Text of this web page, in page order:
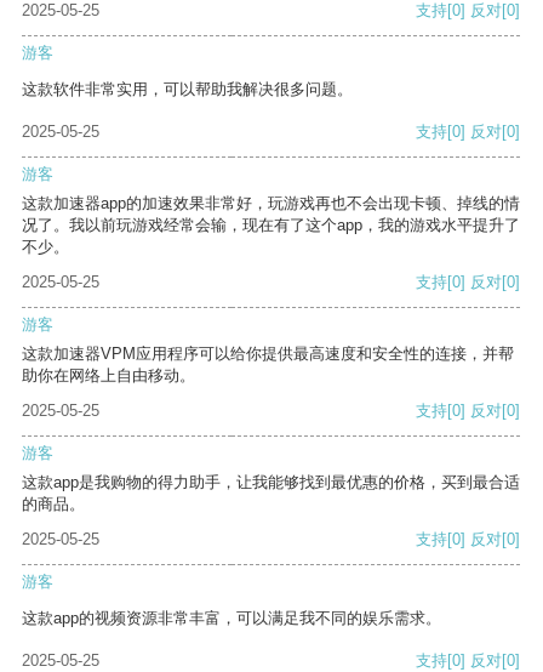
2025-05-25
支持[0] 反对[0]
游客
这款软件非常实用，可以帮助我解决很多问题。
2025-05-25 支持[0] 反对[0]
游客
这款加速器app的加速效果非常好，玩游戏再也不会出现卡顿、掉线的情
况了。我以前玩游戏经常会输，现在有了这个app，我的游戏水平提升了
不少。
2025-05-25
支持[0] 反对[0]
游客
这款加速器VPM应用程序可以给你提供最高速度和安全性的连接，并帮
助你在网络上自由移动。
2025-05-25
支持[0] 反对[0]
游客
这款app是我购物的得力助手，让我能够找到最优惠的价格，买到最合适
的商品。
2025-05-25
支持[0] 反对[0]
游客
这款app的视频资源非常丰富，可以满足我不同的娱乐需求。
2025-05-25 支持[0] 反对[0]